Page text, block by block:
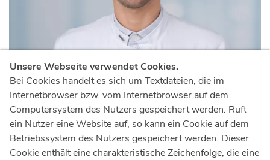
Dr. med. Alexander Seuser
Oberarzt in der Sektion
Unfallchirurgie
Email:
alexander.seuser@ukbonn.de
Unsere Webseite verwendet Cookies.
Bei Cookies handelt es sich um Textdateien, die im
Internetbrowser bzw. vom Internetbrowser auf dem
Computersystem des Nutzers gespeichert werden. Ruft
ein Nutzer eine Website auf, so kann ein Cookie auf dem
Betriebssystem des Nutzers gespeichert werden. Dieser
Cookie enthält eine charakteristische Zeichenfolge, die eine